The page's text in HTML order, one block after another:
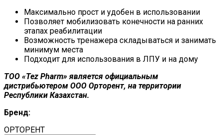
Максимально прост и удобен в использовании
Позволяет мобилизовать конечности на ранних
этапах реабилитации
Возможность тренажера складываться и занимать
минимум места
Подходит для использования в ЛПУ и на дому
ТОО «Tez Pharm» является официальным
дистрибьютером ООО Орторент, на территории
Республики Казахстан.
Бренд:
ОРТОРЕНТ